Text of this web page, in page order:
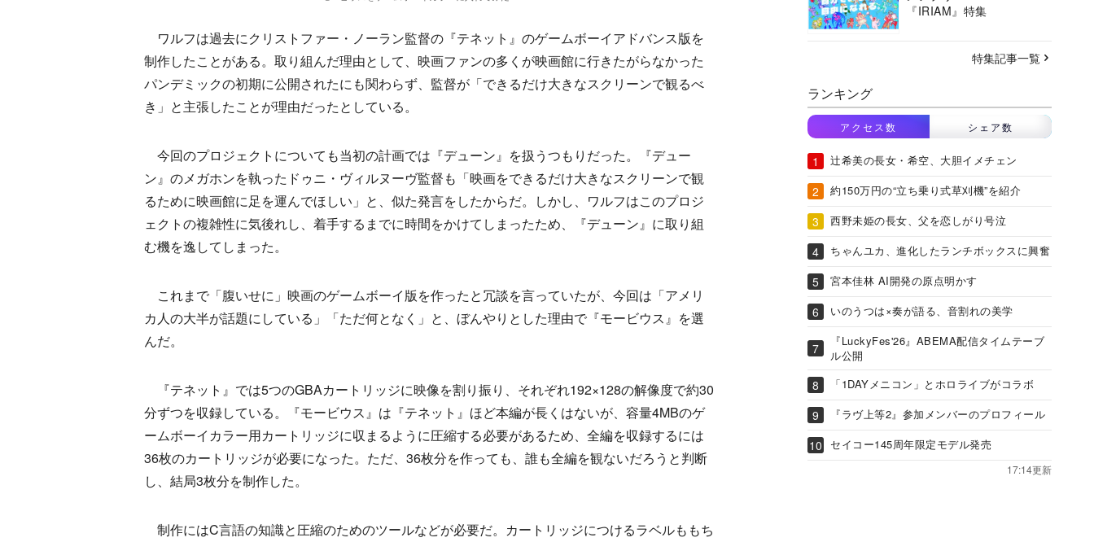
ワルフは過去にクリストファー・ノーラン監督の『テネット』のゲームボーイアドバンス版を
制作したことがある。取り組んだ理由として、映画ファンの多くが映画館に行きたがらなかった
パンデミックの初期に公開されたにも関わらず、監督が「できるだけ大きなスクリーンで観るべ
き」と主張したことが理由だったとしている。
今回のプロジェクトについても当初の計画では『デューン』を扱うつもりだった。『デュー
ン』のメガホンを執ったドゥニ・ヴィルヌーヴ監督も「映画をできるだけ大きなスクリーンで観
るために映画館に足を運んでほしい」と、似た発言をしたからだ。しかし、ワルフはこのプロジ
ェクトの複雑性に気後れし、着手するまでに時間をかけてしまったため、『デューン』に取り組
む機を逸してしまった。
これまで「腹いせに」映画のゲームボーイ版を作ったと冗談を言っていたが、今回は「アメリ
カ人の大半が話題にしている」「ただ何となく」と、ぼんやりとした理由で『モービウス』を選
んだ。
『テネット』では5つのGBAカートリッジに映像を割り振り、それぞれ192×128の解像度で約30
分ずつを収録している。『モービウス』は『テネット』ほど本編が長くはないが、容量4MBのゲ
ームボーイカラー用カートリッジに収まるように圧縮する必要があるため、全編を収録するには
36枚のカートリッジが必要になった。ただ、36枚分を作っても、誰も全編を観ないだろうと判断
し、結局3枚分を制作した。
制作にはC言語の知識と圧縮のためのツールなどが必要だ。カートリッジにつけるラベルももち
『IRIAM』特集
特集記事一覧
ランキング
アクセス数 シェア数
辻希美の長女・希空、大胆イメチェン
約150万円の“立ち乗り式草刈機”を紹介
西野未姫の長女、父を恋しがり号泣
ちゃんユカ、進化したランチボックスに興奮
宮本佳林 AI開発の原点明かす
いのうつは×奏が語る、音割れの美学
『LuckyFes'26』ABEMA配信タイムテーブ
ル公開
「1DAYメニコン」とホロライブがコラボ
『ラヴ上等2』参加メンバーのプロフィール
セイコー145周年限定モデル発売
17:14更新